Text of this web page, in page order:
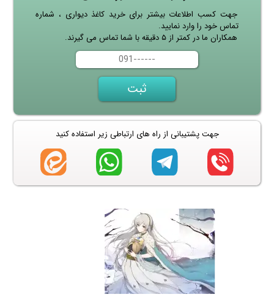
جهت کسب اطلاعات بیشتر برای خرید کاغذ دیواری ، شماره
تماس خود را وارد نمایید.
همکاران ما در کمتر از ۵ دقیقه با شما تماس می گیرند.
جهت پشتیبانی از راه های ارتباطی زیر استفاده کنید